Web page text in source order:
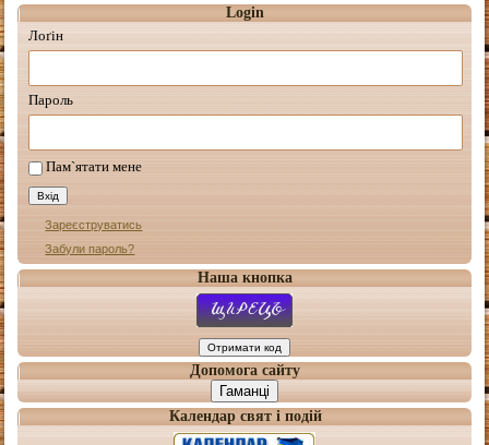
Login
Лоґін
Пароль
Пам`ятати мене
Зареєструватись
Забули пароль?
Наша кнопка
Допомога сайту
Гаманці
Календар свят і подій